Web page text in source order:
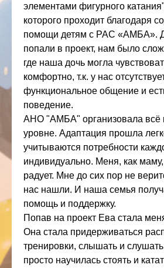
элементами фигурного
которого проходит благодаря
помощи детям с РАС «АМБА».
попали в проект, нам было
где наша дочь могла
комфортно, т.к. у нас
функциональное общение и
поведение.
АНО "АМБА" организовала
уровне. Адаптация прошла
учитываются потребности
индивидуально. Меня, как
радует. Мне до сих пор не
нас нашли. И наша семья
помощь и поддержку.
Попав на проект Ева стала
Она стала придерживаться
тренировки, слышать и
просто научилась стоять и